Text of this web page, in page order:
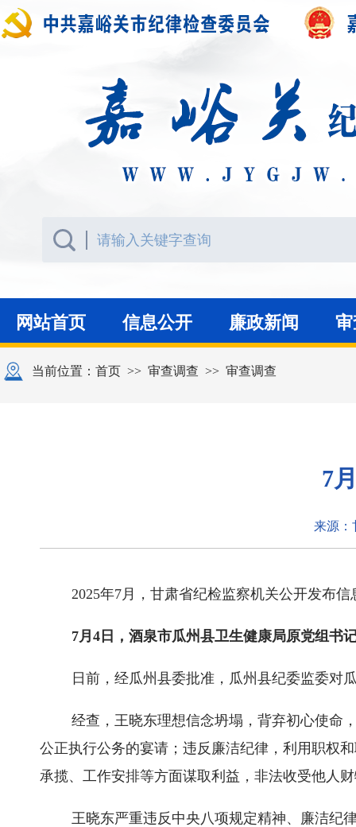
网站首页 信息公开 廉政新闻
当前位置： 首页 >> 审查调查 >> 审查调查
7
来源：
2025年7月，甘肃省纪检监察机关公开发布
7月4日，酒泉市瓜州县卫生健康局原党组书
日前，经瓜州县委批准，瓜州县纪委监委对
经查，王晓东理想信念坍塌，背弃初心使命
公正执行公务的宴请；违反廉洁纪律，利用职权
承揽、工作安排等方面谋取利益，非法收受他人
王晓东严重违反中央八项规定精神、廉洁纪